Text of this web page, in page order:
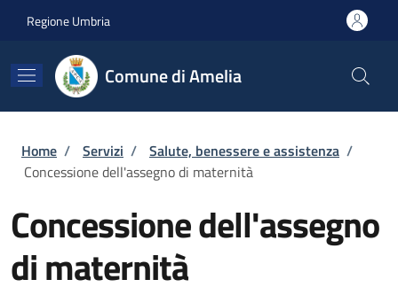
Regione Umbria
Comune di Amelia
Briciole di pane
Home / Servizi / Salute, benessere e assistenza /
Concessione dell'assegno di maternità
Concessione dell'assegno
di maternità